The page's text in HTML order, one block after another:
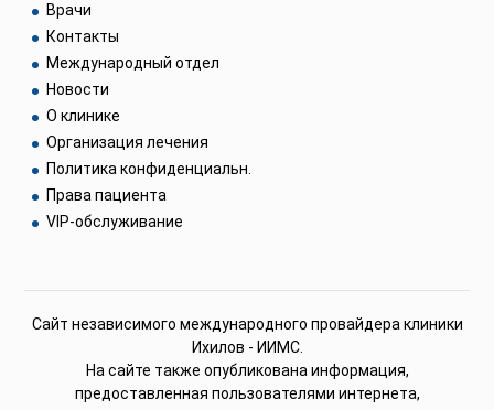
Врачи
Контакты
Международный отдел
Новости
О клинике
Организация лечения
Политика конфиденциальн.
Права пациента
VIP-обслуживание
Сайт независимого международного провайдера клиники
Ихилов - ИИМС.
На сайте также опубликована информация,
предоставленная пользователями интернета,